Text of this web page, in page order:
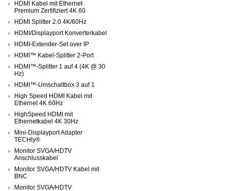
HDMI Kabel mit Ethernet
Premium Zertifiziert 4K 60
HDMI Splitter 2.0 4K/60Hz
HDMI/Displayport Konverterkabel
HDMI-Extender-Set over IP
HDMI™ Kabel-Splitter 2-Port
HDMI™-Splitter 1 auf 4 (4K @ 30
Hz)
HDMI™-Umschaltbox 3 auf 1
High Speed HDMI Kabel mit
Ethernet 4K 60Hz
HighSpeed HDMI mit
Ethernetkabel 4K 30Hz
Mini-Displayport Adapter
TECHly®
Monitor SVGA/HDTV
Anschlusskabel
Monitor SVGA/HDTV Kabel mit
BNC
Monitor SVGA/HDTV